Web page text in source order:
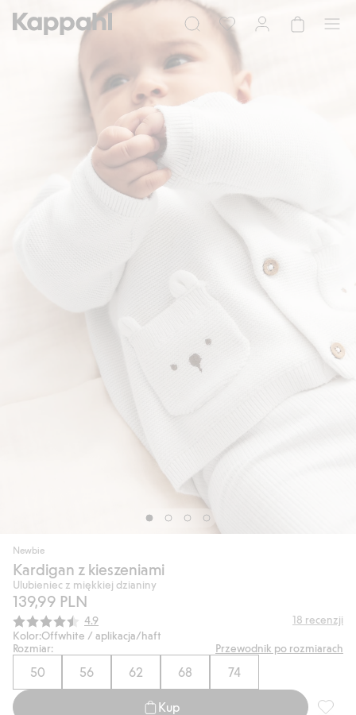
Newbie
Kardigan z kieszeniami
Ulubieniec z miękkiej dzianiny
139,99 PLN
Średnia ocena:
4.9 18 recenzji
Kolor:Offwhite / aplikacja/haft
Rozmiar:
Przewodnik po rozmiarach
50 56 62 68 74
Kup